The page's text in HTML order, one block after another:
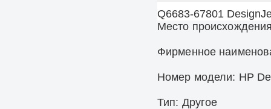
Q6683-67801
Место
Фирменное
Номер модели: HP
Тип: Другое